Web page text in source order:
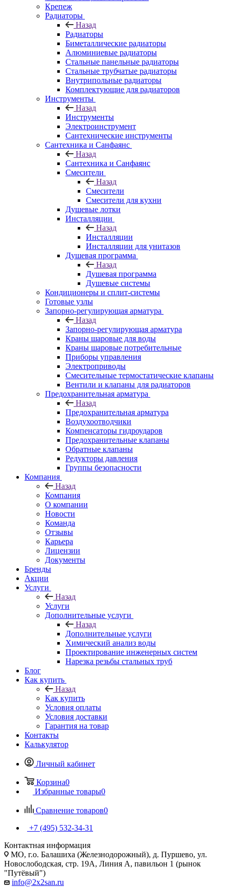
Крепеж
Радиаторы
Назад
Радиаторы
Биметаллические радиаторы
Алюминиевые радиаторы
Стальные панельные радиаторы
Стальные трубчатые радиаторы
Внутрипольные радиаторы
Комплектующие для радиаторов
Инструменты
Назад
Инструменты
Электроинструмент
Сантехнические инструменты
Сантехника и Санфаянс
Назад
Сантехника и Санфаянс
Смесители
Назад
Смесители
Смесители для кухни
Душевые лотки
Инсталляции
Назад
Инсталляции
Инсталляции для унитазов
Душевая программа
Назад
Душевая программа
Душевые системы
Кондиционеры и сплит-системы
Готовые узлы
Запорно-регулирующая арматура
Назад
Запорно-регулирующая арматура
Краны шаровые для воды
Краны шаровые потребительные
Приборы управления
Электроприводы
Смесительные термостатические клапаны
Вентили и клапаны для радиаторов
Предохранительная арматура
Назад
Предохранительная арматура
Воздухоотводчики
Компенсаторы гидроударов
Предохранительные клапаны
Обратные клапаны
Редукторы давления
Группы безопасности
Компания
Назад
Компания
О компании
Новости
Команда
Отзывы
Карьера
Лицензии
Документы
Бренды
Акции
Услуги
Назад
Услуги
Дополнительные услуги
Назад
Дополнительные услуги
Химический анализ воды
Проектирование инженерных систем
Нарезка резьбы стальных труб
Блог
Как купить
Назад
Как купить
Условия оплаты
Условия доставки
Гарантия на товар
Контакты
Калькулятор
Личный кабинет
Корзина0
Избранные товары0
Сравнение товаров0
+7 (495) 532‑34‑31
Контактная информация
МО, г.о. Балашиха (Железнодорожный), д. Пуршево, ул.
Новослободская, стр. 19А, Линия А, павильон 1 (рынок
"Путёвый")
info@2x2san.ru